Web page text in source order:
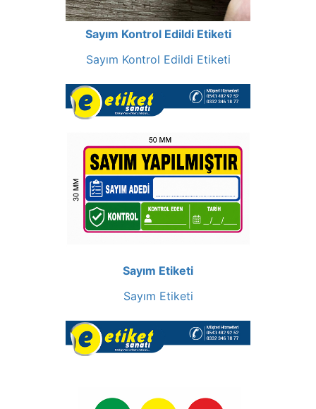
Sayım Kontrol Edildi Etiketi
Sayım Kontrol Edildi Etiketi
Sayım Etiketi
Sayım Etiketi